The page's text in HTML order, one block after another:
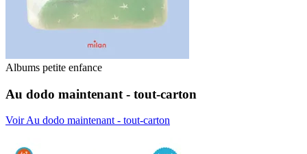
Albums petite enfance
Au dodo maintenant - tout-carton
Voir Au dodo maintenant - tout-carton